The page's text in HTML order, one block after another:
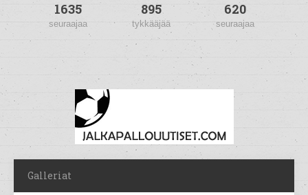
1635
seuraajaa
895
tykkääjää
620
seuraajaa
Galleriat